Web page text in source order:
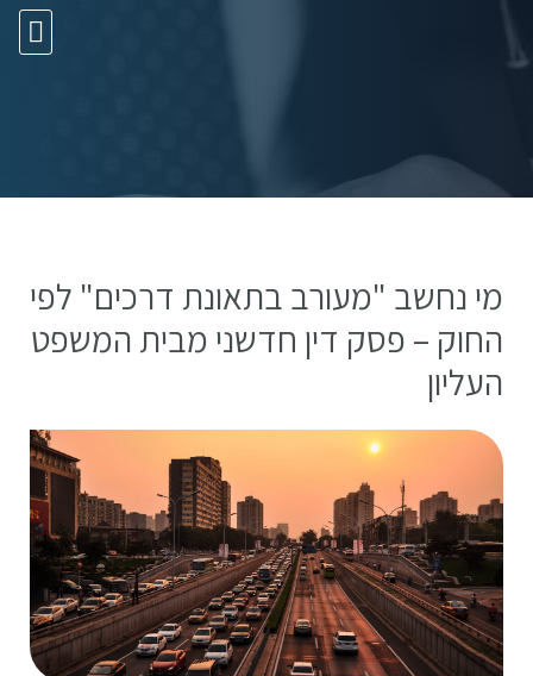
מי נחשב "מעורב בתאונת דרכים" לפי
החוק – פסק דין חדשני מבית המשפט
העליון
-